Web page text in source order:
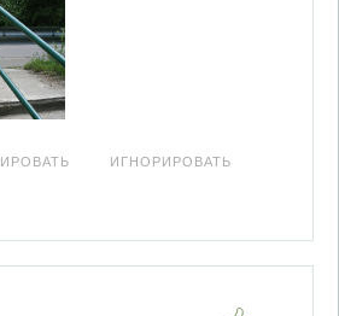
ИГНОРИРОВАТЬ